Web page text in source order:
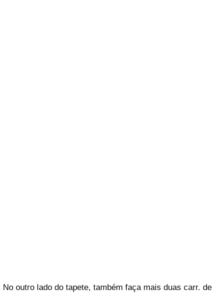
No outro lado do tapete, também faça mais duas carr. de